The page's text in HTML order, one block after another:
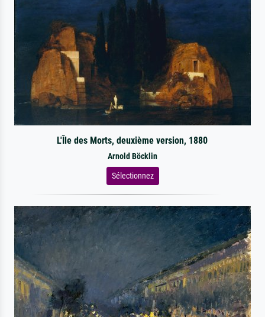
L'Île des Morts, deuxième version, 1880
Arnold Böcklin
Sélectionnez